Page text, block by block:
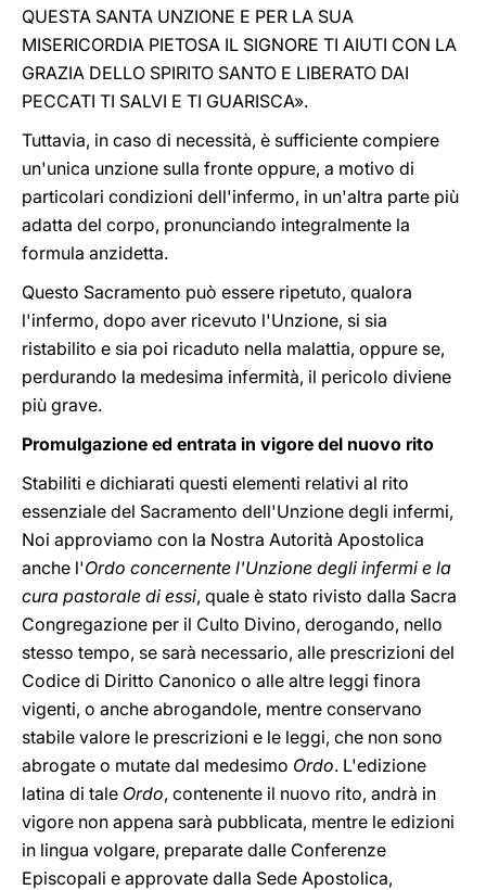
QUESTA SANTA UNZIONE E PER LA SUA
MISERICORDIA PIETOSA IL SIGNORE TI AIUTI CON LA
GRAZIA DELLO SPIRITO SANΤΟ E LIBERATO DAI
PECCATI TI SALVI E TI GUARISCA».
Tuttavia, in caso di necessità, è sufficiente compiere
un'unica unzione sulla fronte oppure, a motivo di
particolari condizioni dell'infermo, in un'altra parte più
adatta del corpo, pronunciando integralmente la
formula anzidetta.
Questo Sacramento può essere ripetuto, qualora
l'infermo, dopo aver ricevuto l'Unzione, si sia
ristabilito e sia poi ricaduto nella malattia, oppure se,
perdurando la medesima infermità, il pericolo diviene
più grave.
Promulgazione ed entrata in vigore del nuovo rito
Stabiliti e dichiarati questi elementi relativi al rito
essenziale del Sacramento dell'Unzione degli infermi,
Noi approviamo con la Nostra Autorità Apostolica
anche l'Ordo concernente l'Unzione degli infermi e la
cura pastorale di essi, quale è stato rivisto dalla Sacra
Congregazione per il Culto Divino, derogando, nello
stesso tempo, se sarà necessario, alle prescrizioni del
Codice di Diritto Canonico o alle altre leggi finora
vigenti, o anche abrogandole, mentre conservano
stabile valore le prescrizioni e le leggi, che non sono
abrogate o mutate dal medesimo Ordo. L'edizione
latina di tale Ordo, contenente il nuovo rito, andrà in
vigore non appena sarà pubblicata, mentre le edizioni
in lingua volgare, preparate dalle Conferenze
Episcopali e approvate dalla Sede Apostolica,